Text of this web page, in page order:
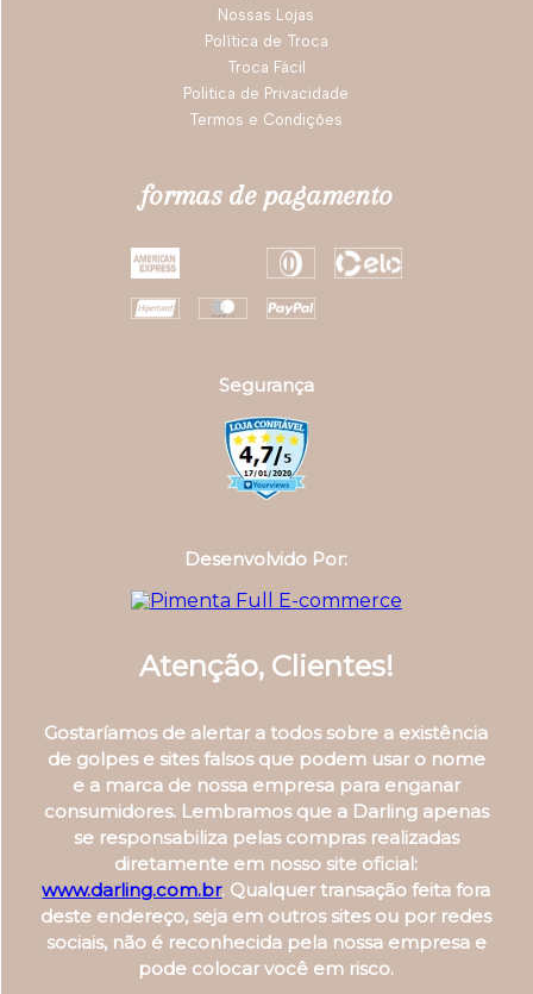
Nossas Lojas
Política de Troca
Troca Fácil
Politica de Privacidade
Termos e Condições
formas de pagamento
Segurança
Desenvolvido Por:
Atenção, Clientes!
Gostaríamos de alertar a todos sobre a existência
de golpes e sites falsos que podem usar o nome
e a marca de nossa empresa para enganar
consumidores. Lembramos que a Darling apenas
se responsabiliza pelas compras realizadas
diretamente em nosso site oficial:
www.darling.com.br. Qualquer transação feita fora
deste endereço, seja em outros sites ou por redes
sociais, não é reconhecida pela nossa empresa e
pode colocar você em risco.